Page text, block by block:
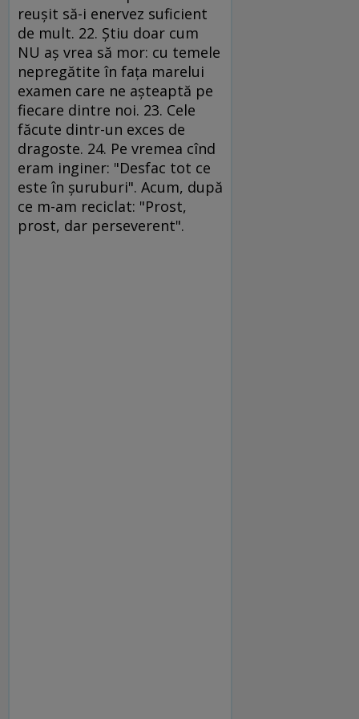
reuşit să-i enervez suficient
de mult. 22. Ştiu doar cum
NU aş vrea să mor: cu temele
nepregătite în faţa marelui
examen care ne aşteaptă pe
fiecare dintre noi. 23. Cele
făcute dintr-un exces de
dragoste. 24. Pe vremea cînd
eram inginer: "Desfac tot ce
este în şuruburi". Acum, după
ce m-am reciclat: "Prost,
prost, dar perseverent".